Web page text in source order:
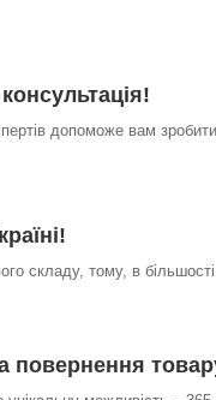
допоможе вам
складу, тому, в
повернення